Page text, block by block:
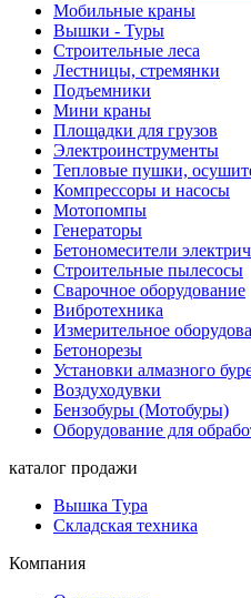
Мобильные краны
Вышки - Туры
Строительные леса
Лестницы, стремянки
Подъемники
Мини краны
Площадки для грузов
Электроинструменты
Тепловые пушки,
Компрессоры и насосы
Мотопомпы
Генераторы
Бетономесители
Строительные пылесосы
Сварочное оборудование
Вибротехника
Измерительное
Бетонорезы
Установки алмазного
Воздуходувки
Бензобуры (Мотобуры)
Оборудование для
каталог продажи
Вышка Тура
Складская техника
Компания